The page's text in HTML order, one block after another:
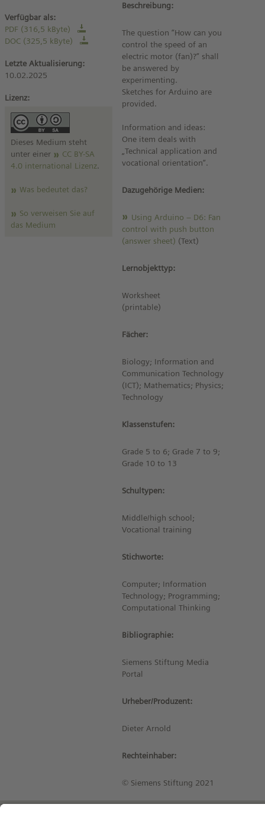
Verfügbar als:
PDF (316,5 kByte)
DOC (325,5 kByte)
Letzte Aktualisierung:
10.02.2025
Lizenz:
Dieses Medium steht
unter einer
CC BY-SA
4.0 international Lizenz.
Was bedeutet das?
So verweisen Sie auf
das Medium
Beschreibung:
The question “How can you
control the speed of an
electric motor (fan)?” shall
be answered by
experimenting.
Sketches for Arduino are
provided.
Information and ideas:
One item deals with
„Technical application and
vocational orientation“.
Dazugehörige Medien:
Using Arduino – D6: Fan
control with push button
(answer sheet) (Text)
Lernobjekttyp:
Worksheet
(printable)
Fächer:
Biology; Information and
Communication Technology
(ICT); Mathematics; Physics;
Technology
Klassenstufen:
Grade 5 to 6; Grade 7 to 9;
Grade 10 to 13
Schultypen:
Middle/high school;
Vocational training
Stichworte:
Computer; Information
Technology; Programming;
Computational Thinking
Bibliographie:
Siemens Stiftung Media
Portal
Urheber/Produzent:
Dieter Arnold
Rechteinhaber:
© Siemens Stiftung 2021